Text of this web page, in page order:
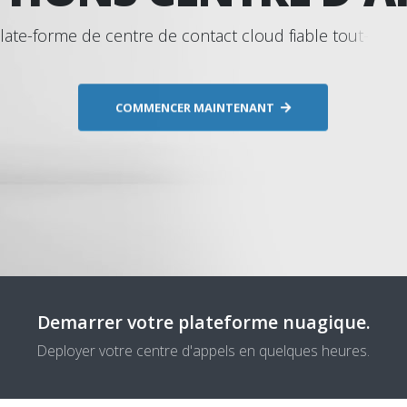
late-forme de centre de contact cloud fiable tout
Demarrer votre plateforme nuagique.
Deployer votre centre d'appels en quelques heures.